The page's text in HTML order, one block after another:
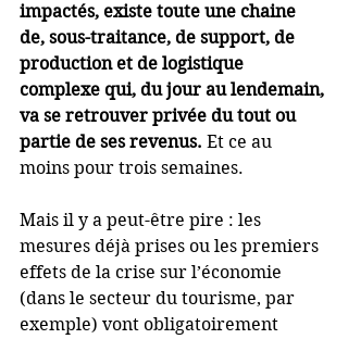
impactés, existe toute une chaine
de, sous-traitance, de support, de
production et de logistique
complexe qui, du jour au lendemain,
va se retrouver privée du tout ou
partie de ses revenus. Et ce au
moins pour trois semaines.
Mais il y a peut-être pire : les
mesures déjà prises ou les premiers
effets de la crise sur l’économie
(dans le secteur du tourisme, par
exemple) vont obligatoirement